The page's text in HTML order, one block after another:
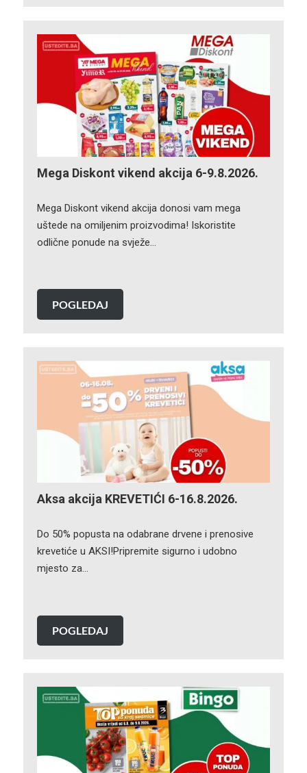
Mega Diskont vikend akcija 6-9.8.2026.
Mega Diskont vikend akcija donosi vam mega
uštede na omiljenim proizvodima! Iskoristite
odlične ponude na svježe…
POGLEDAJ
Aksa akcija KREVETIĆI 6-16.8.2026.
Do 50% popusta na odabrane drvene i prenosive
krevetiće u AKSI!Pripremite sigurno i udobno
mjesto za…
POGLEDAJ